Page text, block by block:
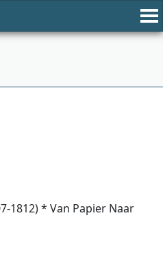
1812) * Van Papier Naar